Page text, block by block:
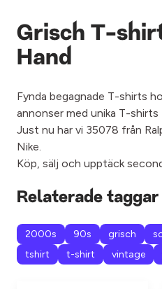
Grisch T-
Hand
Fynda begagnade T-shirts
annonser med unika T-
Just nu har vi 35078 från
Nike.
Köp, sälj och upptäck
Relaterade taggar
2000s 90s grisch
tshirt
t-shirt vintage